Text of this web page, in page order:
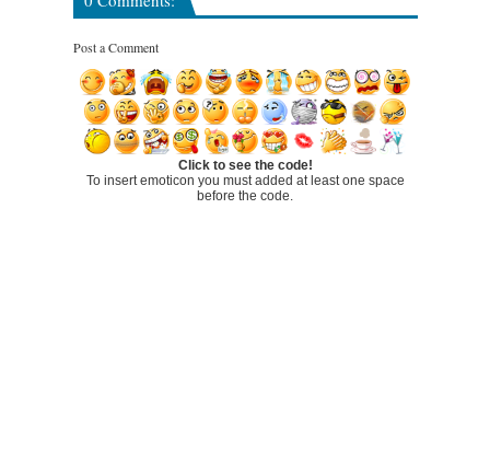
Post a Comment
Click to see the code!
To insert emoticon you must added at least one space
before the code.